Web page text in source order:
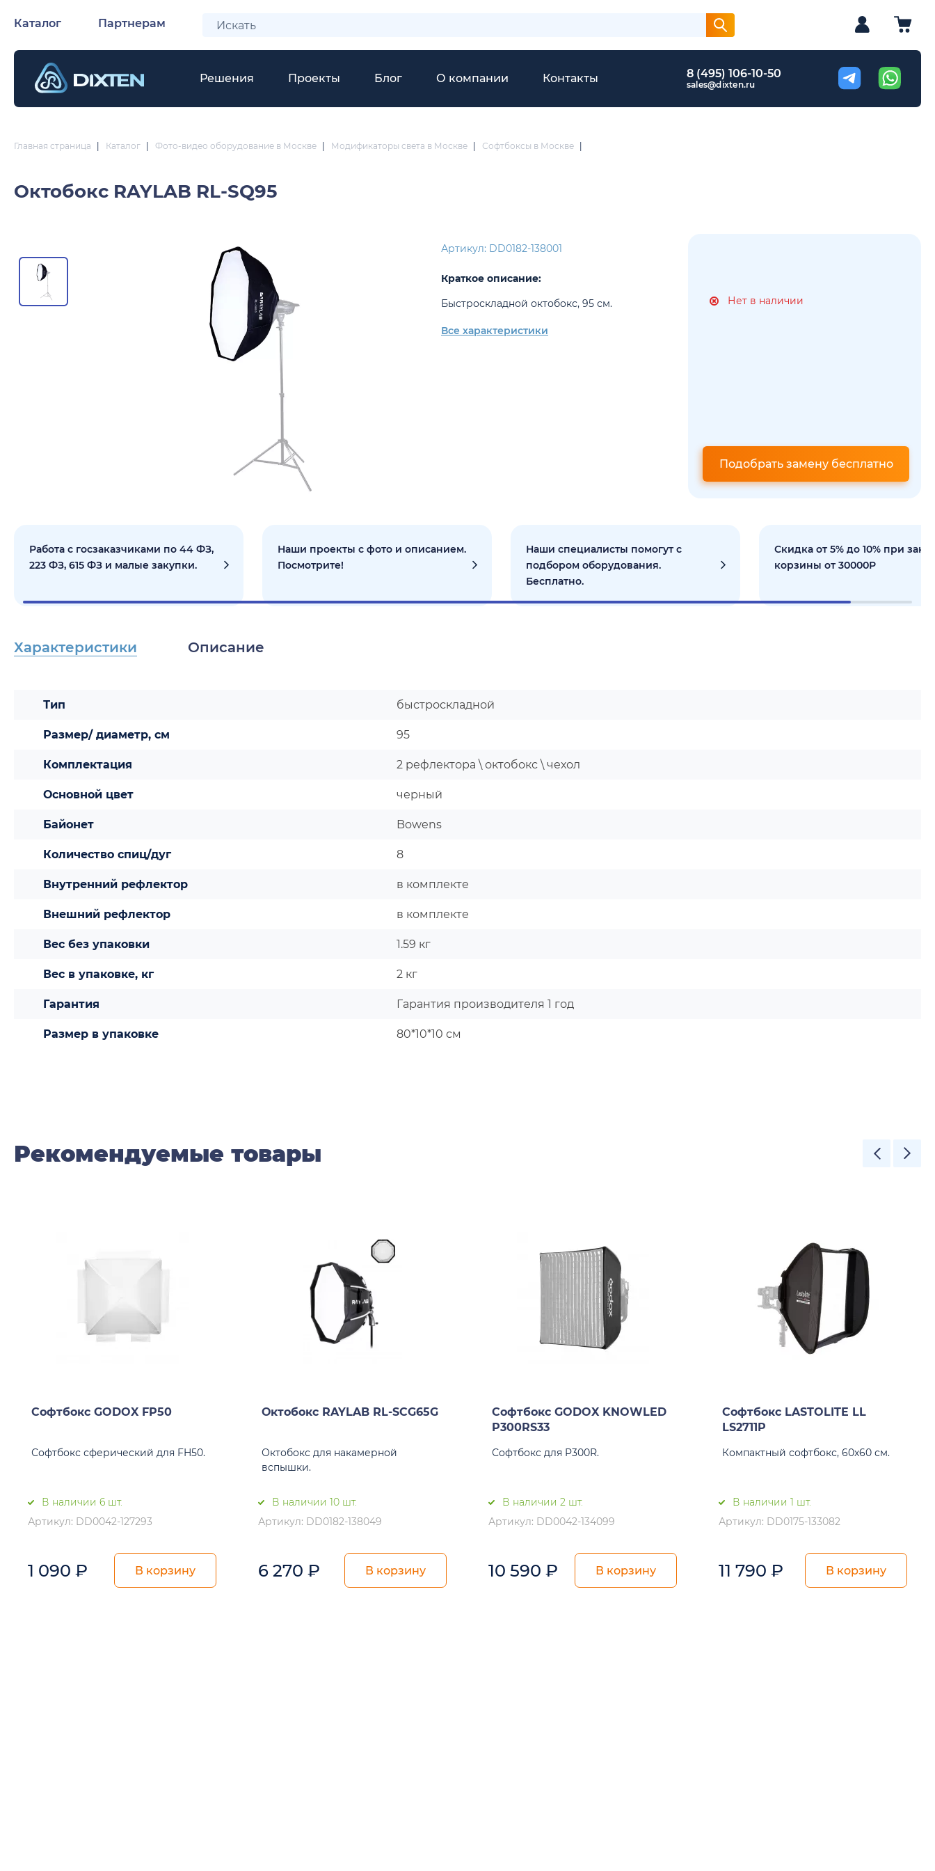
Каталог Партнерам
Решения Проекты Блог О компании Контакты 8 (495) 106-10-50
sales@dixten.ru
Главная страница Каталог Фото-видео оборудование в Москве Модификаторы света в Москве Софтбоксы в Москве
Октобокс RAYLAB RL-SQ95
Артикул: DD0182-138001
Краткое описание:
Быстроскладной октобокс, 95 см.
Все характеристики
Нет в наличии
Подобрать замену бесплатно
Работа с госзаказчиками по 44 ФЗ,
223 ФЗ, 615 ФЗ и малые закупки.
Наши проекты с фото и описанием.
Посмотрите!
Наши специалисты помогут с
подбором оборудования.
Бесплатно.
Скидка от 5% до 10% при
корзины от 30000Р
Характеристики Описание
Тип быстроскладной
Размер/ диаметр, см 95
Комплектация 2 рефлектора \ октобокс \ чехол
Основной цвет черный
Байонет Bowens
Количество спиц/дуг 8
Внутренний рефлектор в комплекте
Внешний рефлектор в комплекте
Вес без упаковки 1.59 кг
Вес в упаковке, кг 2 кг
Гарантия Гарантия производителя 1 год
Размер в упаковке 80*10*10 см
Рекомендуемые товары
Софтбокс GODOX FP50
Софтбокс сферический для FH50.
В наличии 6 шт.
Артикул: DD0042-127293
1 090 ₽ В корзину
Октобокс RAYLAB RL-SCG65G
Октобокс для накамерной
вспышки.
В наличии 10 шт.
Артикул: DD0182-138049
6 270 ₽ В корзину
Софтбокс GODOX KNOWLED
P300RS33
Софтбокс для P300R.
В наличии 2 шт.
Артикул: DD0042-134099
10 590 ₽ В корзину
Софтбокс LASTOLITE LL
LS2711P
Компактный софтбокс, 60х60 см.
В наличии 1 шт.
Артикул: DD0175-133082
11 790 ₽ В корзину